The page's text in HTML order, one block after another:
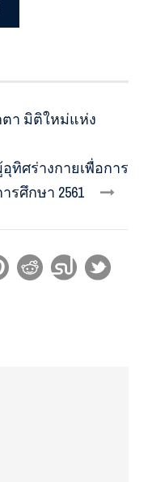
ตา มิติใหม่แห่ง
ทิศร่างกายเพื่อการ
รศึกษา 2561